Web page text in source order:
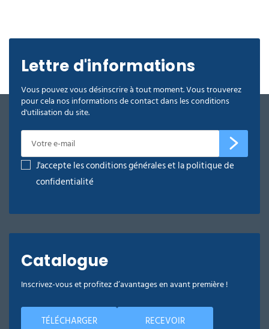
Lettre d'informations
Vous pouvez vous désinscrire à tout moment. Vous trouverez
pour cela nos informations de contact dans les conditions
d'utilisation du site.
J'accepte les conditions générales et la politique de
confidentialité
Catalogue
Inscrivez-vous et profitez d’avantages en avant première !
TÉLÉCHARGER RECEVOIR